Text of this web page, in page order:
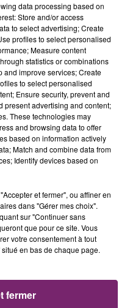
éphémère
!
data processing based on
Store and/or access
to select advertising; Create
profiles to select personalised
Measure content
statistics or combinations
and improve services; Create
to select personalised
Ensure security, prevent and
present advertising and content;
These technologies may
and browsing data to offer
based on information actively
Match and combine data from
Identify devices based on
et fermer", ou affiner en
dans "Gérer mes choix".
sur "Continuer sans
que pour ce site. Vous
votre consentement à tout
en bas de chaque page.
fermer